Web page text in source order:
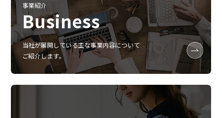
事業紹介
Business
当社が展開している主な事業内容について
ご紹介します。